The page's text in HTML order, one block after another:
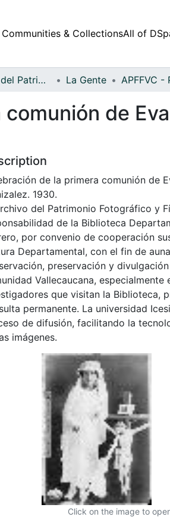
Communities & CollectionsAll of
Fondo Archivo del Patrimonio Fotográfico y Fílmico del Valle del Cauca La Gente
de
de la primera comunión de
1930.
del Patrimonio Fotográfico y
de la Biblioteca
por convenio de cooperación
Departamental, con el fin de
preservación y
Vallecaucana, especialmente
que visitan la Biblioteca,
permanente. La universidad
de difusión, facilitando la
imágenes.
Click on the image to